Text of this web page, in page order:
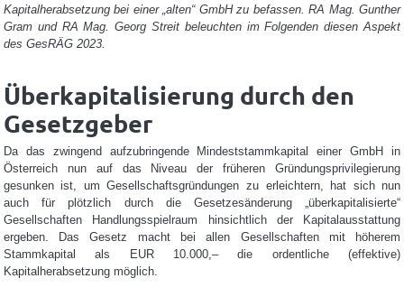
Kapitalherabsetzung bei einer „alten“ GmbH zu befassen. RA Mag. Gunther
Gram und RA Mag. Georg Streit beleuchten im Folgenden diesen Aspekt
des GesRÄG 2023.
Überkapitalisierung durch den
Gesetzgeber
Da das zwingend aufzubringende Mindeststammkapital einer GmbH in
Österreich nun auf das Niveau der früheren Gründungsprivilegierung
gesunken ist, um Gesellschaftsgründungen zu erleichtern, hat sich nun
auch für plötzlich durch die Gesetzesänderung „überkapitalisierte“
Gesellschaften Handlungsspielraum hinsichtlich der Kapitalausstattung
ergeben. Das Gesetz macht bei allen Gesellschaften mit höherem
Stammkapital als EUR 10.000,– die ordentliche (effektive)
Kapitalherabsetzung möglich.